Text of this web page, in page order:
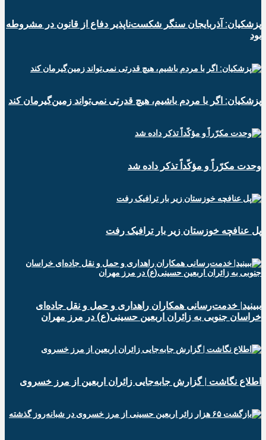
پزشکیان: آذربایجان سنگر شکست‌ناپذیر دفاع از قانون در مشروطه
بود
پزشکیان: اگر با مردم باشیم، هیچ قدرتی نمی‌تواند زمین‌گیرمان کند
وحدت مکرّراً و مؤکّداً تذکر داده شد
پل عنافچه خوزستان زیر بار ترافیک رفت
ببینید| خدمت‌رسانی همکاران راهداری و حمل و نقل جاده‌ای
خراسان جنوبی به زائران اربعین حسینی(ع) در مرز مهران
️اطلاع نگاشت | گزارش جابه‌جایی زائران اربعین از مرز خسروی